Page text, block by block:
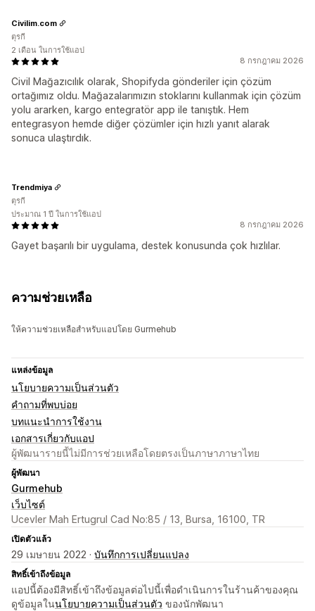
8 กรกฎาคม 2026
Civil Mağazıcılık olarak, Shopifyda gönderiler için çözüm
ortağımız oldu. Mağazalarımızın stoklarını kullanmak için çözüm
yolu ararken, kargo entegratör app ile tanıştık. Hem
entegrasyon hemde diğer çözümler için hızlı yanıt alarak
sonuca ulaştırdık.
Civilim.com
ตุรกี
2 เดือน ในการใช้แอป
8 กรกฎาคม 2026
Gayet başarılı bir uygulama, destek konusunda çok hızlılar.
Trendmiya
ตุรกี
ประมาณ 1 ปี ในการใช้แอป
ความช่วยเหลือ
ให้ความช่วยเหลือสำหรับแอปโดย Gurmehub
แหล่งข้อมูล
นโยบายความเป็นส่วนตัว
คำถามที่พบบ่อย
บทแนะนำการใช้งาน
เอกสารเกี่ยวกับแอป
ผู้พัฒนารายนี้ไม่มีการช่วยเหลือโดยตรงเป็นภาษาภาษาไทย
ผู้พัฒนา
Gurmehub
เว็บไซต์
Ucevler Mah Ertugrul Cad No:85 / 13, Bursa, 16100, TR
เปิดตัวแล้ว
29 เมษายน 2022 · บันทึกการเปลี่ยนแปลง
สิทธิ์เข้าถึงข้อมูล
แอปนี้ต้องมีสิทธิ์เข้าถึงข้อมูลต่อไปนี้เพื่อดำเนินการในร้านค้าของคุณ
ดูข้อมูลในนโยบายความเป็นส่วนตัว ของนักพัฒนา